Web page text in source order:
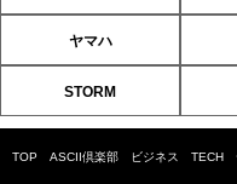
ヤマハ
STORM
TOP ASCII倶楽部 ビジネス TECH